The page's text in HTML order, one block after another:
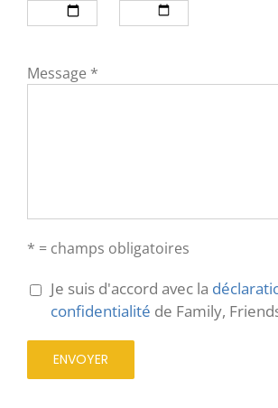
Message *
* = champs obligatoires
Je suis d'accord avec la
confidentialité de Family,